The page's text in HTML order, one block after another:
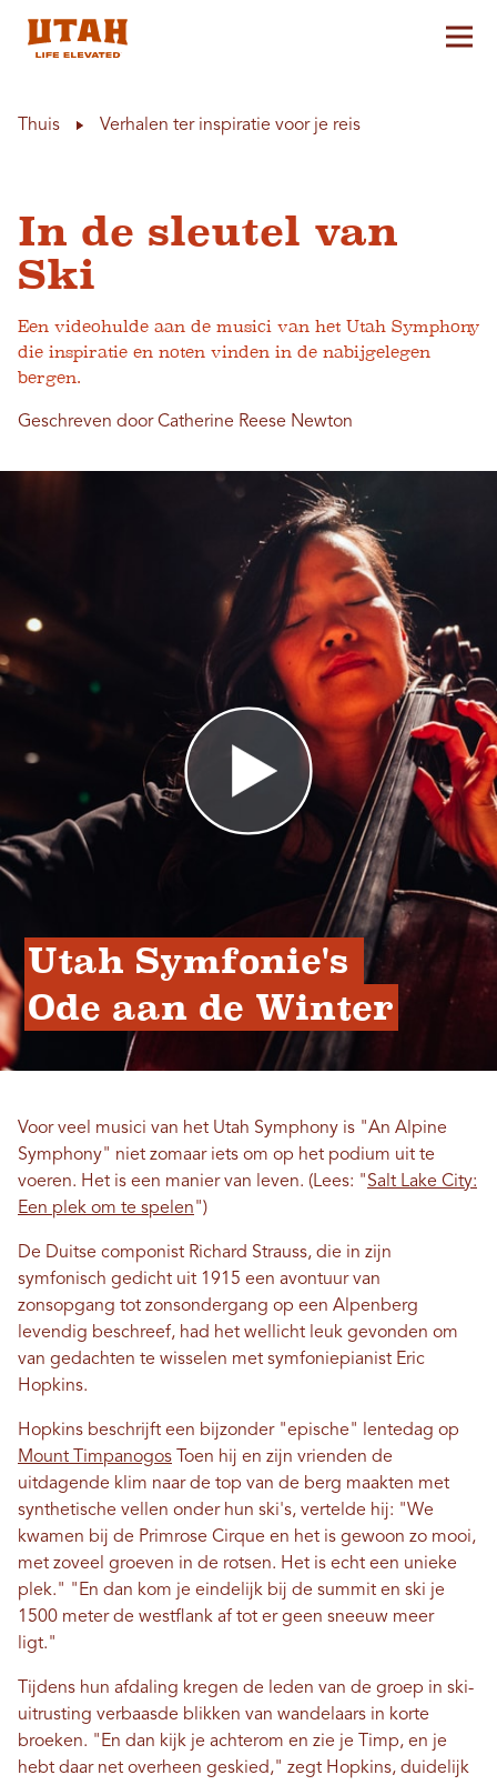
Thuis Verhalen ter inspiratie voor je reis
In de sleutel van
Ski
Een videohulde aan de musici van het Utah Symphony
die inspiratie en noten vinden in de nabijgelegen
bergen.
Geschreven door Catherine Reese Newton
Utah Symfonie's
Ode aan de Winter
Voor veel musici van het Utah Symphony is "An Alpine
Symphony" niet zomaar iets om op het podium uit te
voeren. Het is een manier van leven. (Lees: "Salt Lake City:
Een plek om te spelen")
De Duitse componist Richard Strauss, die in zijn
symfonisch gedicht uit 1915 een avontuur van
zonsopgang tot zonsondergang op een Alpenberg
levendig beschreef, had het wellicht leuk gevonden om
van gedachten te wisselen met symfoniepianist Eric
Hopkins.
Hopkins beschrijft een bijzonder "epische" lentedag op
Mount Timpanogos Toen hij en zijn vrienden de
uitdagende klim naar de top van de berg maakten met
synthetische vellen onder hun ski's, vertelde hij: "We
kwamen bij de Primrose Cirque en het is gewoon zo mooi,
met zoveel groeven in de rotsen. Het is echt een unieke
plek." "En dan kom je eindelijk bij de summit en ski je
1500 meter de westflank af tot er geen sneeuw meer
ligt."
Tijdens hun afdaling kregen de leden van de groep in ski-
uitrusting verbaasde blikken van wandelaars in korte
broeken. "En dan kijk je achterom en zie je Timp, en je
hebt daar net overheen geskied," zegt Hopkins, duidelijk